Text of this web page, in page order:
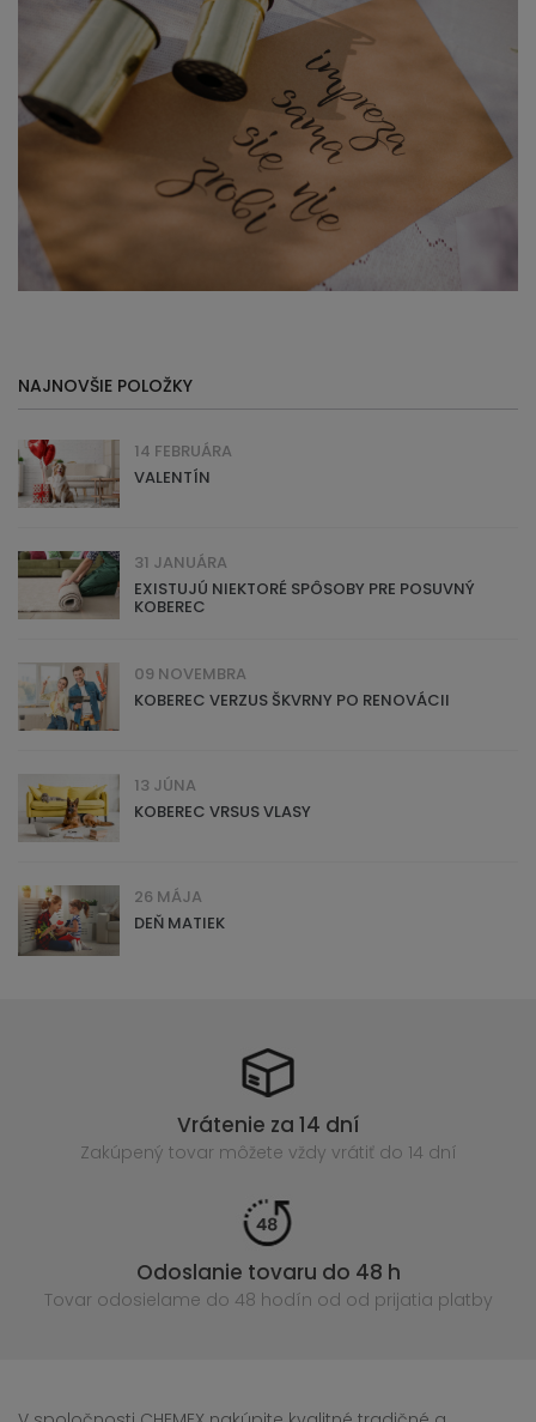
NAJNOVŠIE POLOŽKY
14 FEBRUÁRA
VALENTÍN
31 JANUÁRA
EXISTUJÚ NIEKTORÉ SPÔSOBY PRE POSUVNÝ
KOBEREC
09 NOVEMBRA
KOBEREC VERZUS ŠKVRNY PO RENOVÁCII
13 JÚNA
KOBEREC VRSUS VLASY
26 MÁJA
DEŇ MATIEK
Vrátenie za 14 dní
Zakúpený tovar môžete vždy vrátiť do 14 dní
Odoslanie tovaru do 48 h
Tovar odosielame do 48 hodín od od prijatia platby